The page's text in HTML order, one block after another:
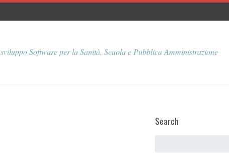
sviluppo Software per la Sanità, Scuola e Pubblica Amministrazione
Search